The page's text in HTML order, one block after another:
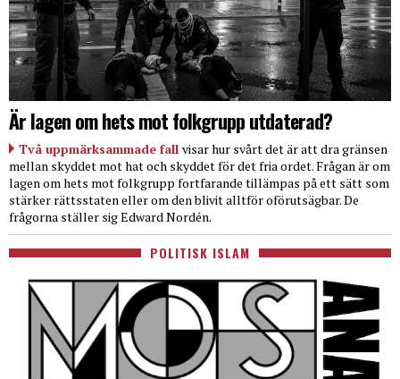
Är lagen om hets mot folkgrupp utdaterad?
Två uppmärksammade fall visar hur svårt det är att dra gränsen
mellan skyddet mot hat och skyddet för det fria ordet. Frågan är om
lagen om hets mot folkgrupp fortfarande tillämpas på ett sätt som
stärker rättsstaten eller om den blivit alltför oförutsägbar. De
frågorna ställer sig Edward Nordén.
POLITISK ISLAM